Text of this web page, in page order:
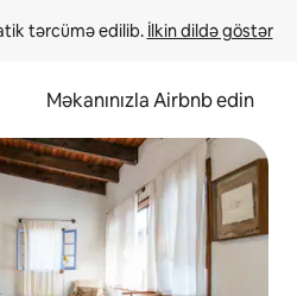
tərcümə edilib. İlkin dildə göstər
Məkanınızla Airbnb edin